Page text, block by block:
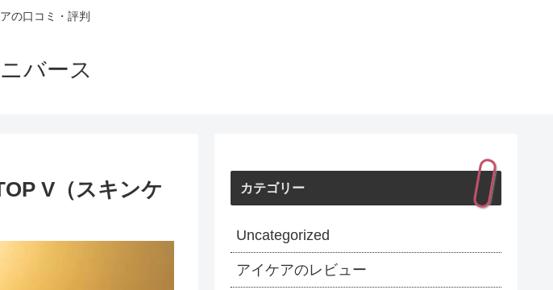
の口コミ・評判
バース
V（スキンケ
カテゴリー
Uncategorized
アイケアのレビュー